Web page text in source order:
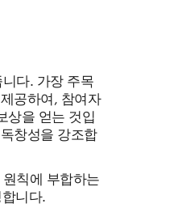
다. 가장 주목
공하여, 참여자
상을 얻는 것입
창성을 강조합
칙에 부합하는
니다.